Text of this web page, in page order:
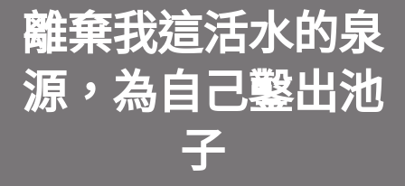
離棄我這活水的泉
源，為自己鑿出池
子